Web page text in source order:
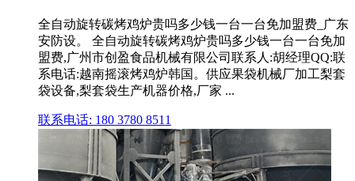
全自动旋转碳烤鸡炉贵吗多少钱一台一台免加盟费_广东
安防设。 全自动旋转碳烤鸡炉贵吗多少钱一台一台免加
盟费,广州市创盈食品机械有限公司联系人:胡经理QQ:联
系电话:越南摇滚烤鸡炉韩国。供应果袋机械厂加工梨套
袋设备,梨套袋生产机器价格,厂家 ...
联系电话: 180 3780 8511